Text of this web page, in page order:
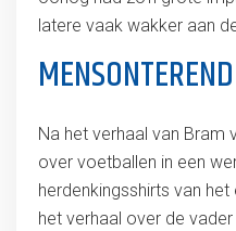
latere vaak wakker aan
MENSONTEREND
Na het verhaal van Bram
over voetballen in een
herdenkingsshirts van
het verhaal over de